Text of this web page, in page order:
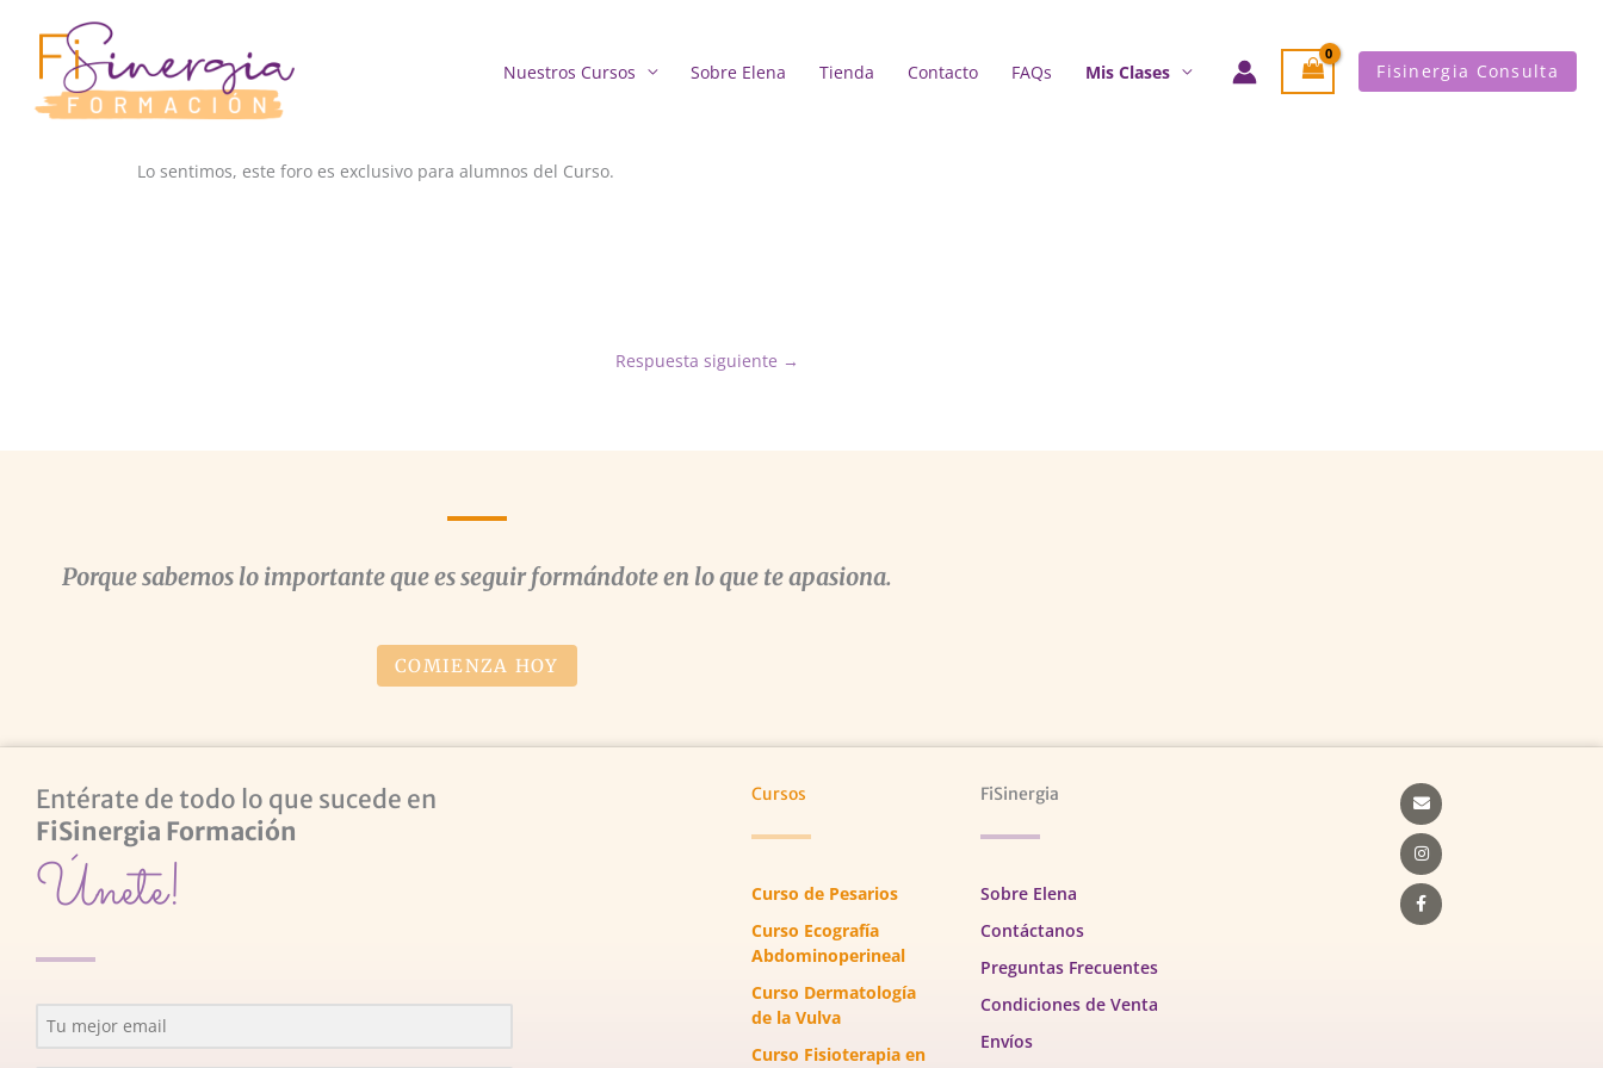
contenido
Nuestros Cursos Sobre Elena Tienda Contacto FAQs Mis Clases Fisinergia Consulta
Lo sentimos, este foro es exclusivo para alumnos del Curso.
Respuesta siguiente →
Porque sabemos lo importante que es seguir formándote en lo que te apasiona.
COMIENZA HOY
Entérate de todo lo que sucede en
FiSinergia Formación
Únete!
Cursos
Curso de Pesarios
Curso Ecografía
Abdominoperineal
Curso Dermatología
de la Vulva
Curso Fisioterapia en
FiSinergia
Sobre Elena
Contáctanos
Preguntas Frecuentes
Condiciones de Venta
Envíos
Envelope
Instagram
Facebook-
f